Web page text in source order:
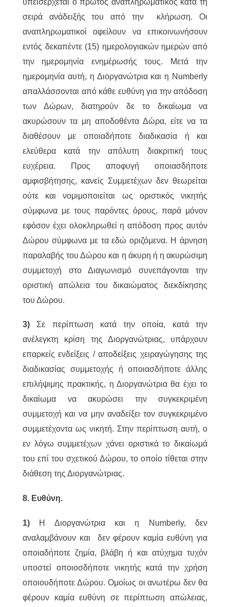
σειρά ανάδειξής του από την κλήρωση. Οι
αναπληρωματικοί οφείλουν να επικοινωνήσουν
εντός δεκαπέντε (15) ημερολογιακών ημερών από
την ημερομηνία ενημέρωσής τους. Μετά την
ημερομηνία αυτή, η Διοργανώτρια και η Numberly
απαλλάσσονται από κάθε ευθύνη για την απόδοση
των Δώρων, διατηρούν δε το δικαίωμα να
ακυρώσουν τα μη αποδοθέντα Δώρα, είτε να τα
διαθέσουν με οποιαδήποτε διαδικασία ή και
ελεύθερα κατά την απόλυτη διακριτική τους
ευχέρεια. Προς αποφυγή οποιασδήποτε
αμφισβήτησης, κανείς Συμμετέχων δεν θεωρείται
ούτε και νομιμοποιείται ως οριστικός νικητής
σύμφωνα με τους παρόντες όρους, παρά μόνον
εφόσον έχει ολοκληρωθεί η απόδοση προς αυτόν
Δώρου σύμφωνα με τα εδώ οριζόμενα. Η άρνηση
παραλαβής του Δώρου και η άκυρη ή η ακυρώσιμη
συμμετοχή στο Διαγωνισμό συνεπάγονται την
οριστική απώλεια του δικαιώματος διεκδίκησης
του Δώρου.
3) Σε περίπτωση κατά την οποία, κατά την
ανέλεγκτη κρίση της Διοργανώτριας, υπάρχουν
επαρκείς ενδείξεις / αποδείξεις χειραγώγησης της
διαδικασίας συμμετοχής ή οποιασδήποτε άλλης
επιλήψιμης πρακτικής, η Διοργανώτρια θα έχει το
δικαίωμα να ακυρώσει την συγκεκριμένη
συμμετοχή και να μην αναδείξει τον συγκεκριμένο
συμμετέχοντα ως νικητή. Στην περίπτωση αυτή, ο
εν λόγω συμμετέχων χάνει οριστικά το δικαίωμά
του επί του σχετικού Δώρου, το οποίο τίθεται στην
διάθεση της Διοργανώτριας.
8. Ευθύνη.
1) Η Διοργανώτρια και η Numberly, δεν
αναλαμβάνουν και δεν φέρουν καμία ευθύνη για
οποιαδήποτε ζημία, βλάβη ή και ατύχημα τυχόν
υποστεί οποιοσδήποτε νικητής κατά την χρήση
οποιουδήποτε Δώρου. Ομοίως οι ανωτέρω δεν θα
φέρουν καμία ευθύνη σε περίπτωση απώλειας,